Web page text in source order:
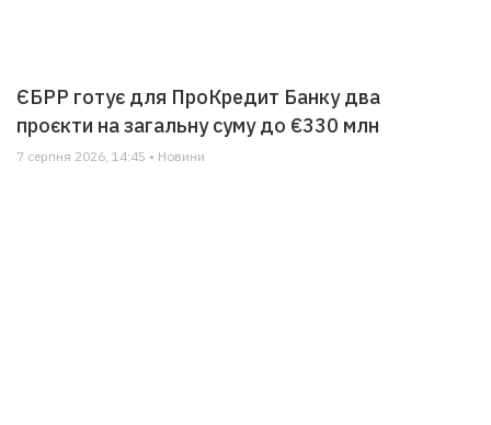
ЄБРР готує для ПроКредит Банку два
проєкти на загальну суму до €330 млн
7 серпня 2026, 14:45 • Новини